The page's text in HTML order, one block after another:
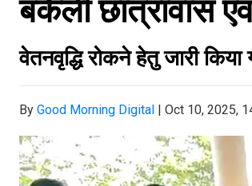
बकेली छात्रावास
वेतनवृद्धि रोकने हेतु जारी
By Good Morning Digital | Oct 10, 2025,